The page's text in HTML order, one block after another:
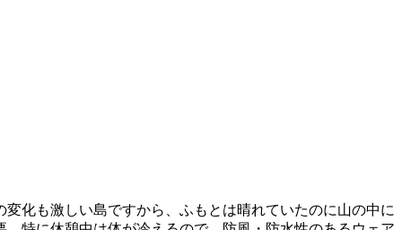
化も激しい島ですから、ふもとは晴れていたのに山の中に